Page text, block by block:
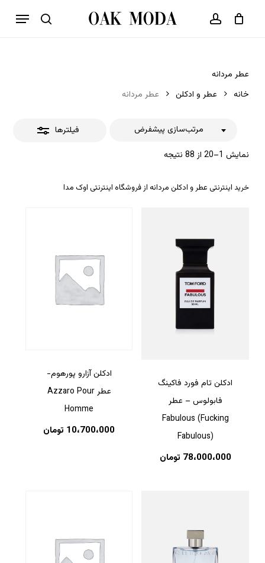
جستجو حساب کاربری
فهرست
سبد خرید بستن
عطر مردانه
خانه
عطر و ادکلن عطر مردانه
فیلترها
نمایش 1–20 از 88 نتیجه
مرتب‌سازی پیشفرض
بستن
خرید اینترنتی عطر و ادکلن مردانه از فروشگاه اینترنتی اوک مدا
ادکلن تام فورد فاکینگ
فابولوس – عطر
Fabulous (Fucking
Fabulous)
78،000،000 تومان
ادکلن آزارو پورهوم-
عطر Azzaro Pour
Homme
10،700،000 تومان